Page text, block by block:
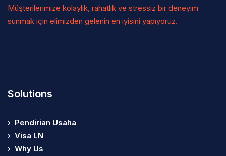
Müşterilerimize kolaylık, rahatlık ve stressiz bir deneyim
sunmak için elimizden gelenin en iyisini yapıyoruz.
Solutions
› Pendirian Usaha
› Visa LN
› Why Us